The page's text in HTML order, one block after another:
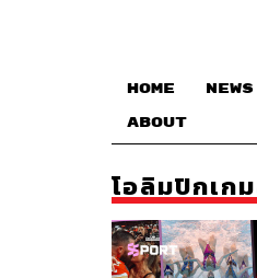
HOME NEWS
ABOUT
โอลิมปิกเก